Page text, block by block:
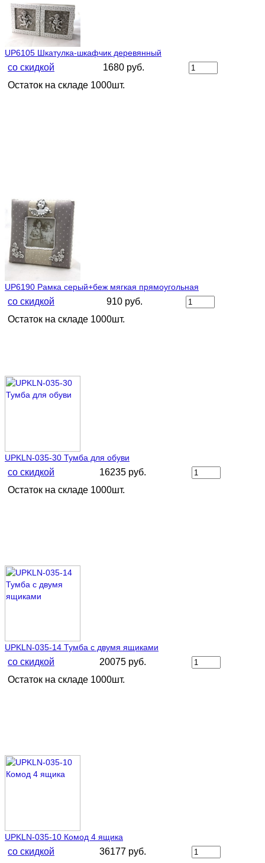
UP6105 Шкатулка-шкафчик деревянный
со скидкой
1680 руб.
Остаток на складе 1000шт.
UP6190 Рамка серый+беж мягкая прямоугольная
со скидкой
910 руб.
Остаток на складе 1000шт.
UPKLN-035-30 Тумба для обуви
со скидкой
16235 руб.
Остаток на складе 1000шт.
UPKLN-035-14 Тумба с двумя ящиками
со скидкой
20075 руб.
Остаток на складе 1000шт.
UPKLN-035-10 Комод 4 ящика
со скидкой
36177 руб.